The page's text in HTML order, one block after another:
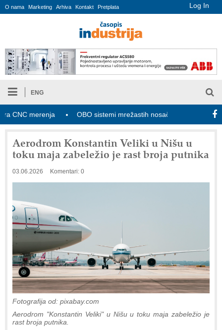
Log In
O nama Marketing Arhiva Kontakt Pretplata
ENG
merenja OBO sistemi mrežastih nosača kablova
Aerodrom Konstantin Veliki u Nišu u
toku maja zabeležio je rast broja putnika
03.06.2026 Komentari: 0
Fotografija od: pixabay.com
Aerodrom "Konstantin Veliki" u Nišu u toku maja zabeležio je
rast broja putnika.